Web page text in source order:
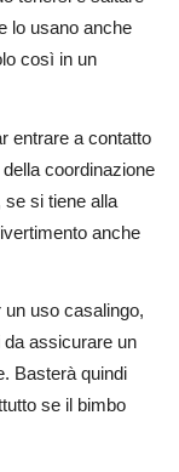
lo usano anche
così in un
entrare a contatto
coordinazione
si tiene alla
anche
un uso casalingo,
assicurare un
Basterà quindi
se il bimbo